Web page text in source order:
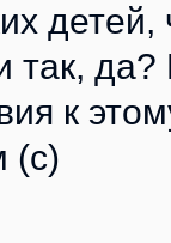
так, да?
к
(с)